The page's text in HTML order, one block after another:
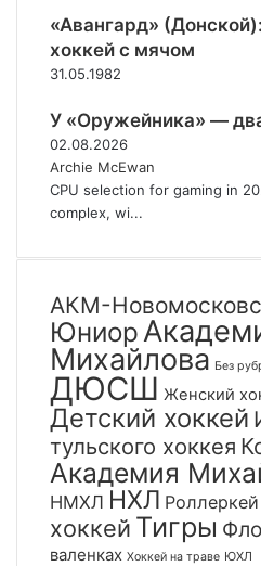
д
ы
!
.
я
«Авангард»
хоккей с мячом
31.05.1982
У «Оружейника» —
02.08.2026
Archie McEwan
CPU selection for gaming in
complex, wi...
АКМ-
Юниор
Михайлова Без
ДЮСШ Женский
Детский хоккей
тульского хоккея
Академия
НМХЛ НХЛ Роллеркей
хоккей Тигры
валенках Хоккей на траве ЮХЛ